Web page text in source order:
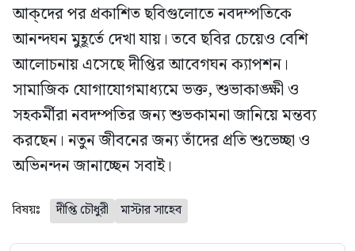
আক্দের পর প্রকাশিত ছবিগুলোতে নবদম্পতিকে
আনন্দঘন মুহূর্তে দেখা যায়। তবে ছবির চেয়েও বেশি
আলোচনায় এসেছে দীপ্তির আবেগঘন ক্যাপশন।
সামাজিক যোগাযোগমাধ্যমে ভক্ত, শুভাকাঙ্ক্ষী ও
সহকর্মীরা নবদম্পতির জন্য শুভকামনা জানিয়ে মন্তব্য
করছেন। নতুন জীবনের জন্য তাঁদের প্রতি শুভেচ্ছা ও
অভিনন্দন জানাচ্ছেন সবাই।
বিষয়ঃ দীপ্তি চৌধুরী মাস্টার সাহেব